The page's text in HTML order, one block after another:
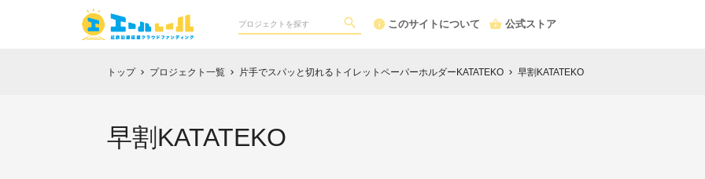
このサイトについて 公式ストア
トップ chevron_right プロジェクト一覧 chevron_right 片手でスパッと切れるトイレットペーパーホルダーKATATEKO chevron_right 早割KATATEKO
早割KATATEKO